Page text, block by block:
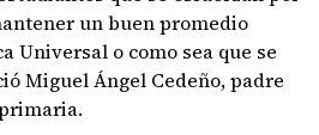
un buen promedio
Universal o como sea que se
Miguel Ángel Cedeño, padre